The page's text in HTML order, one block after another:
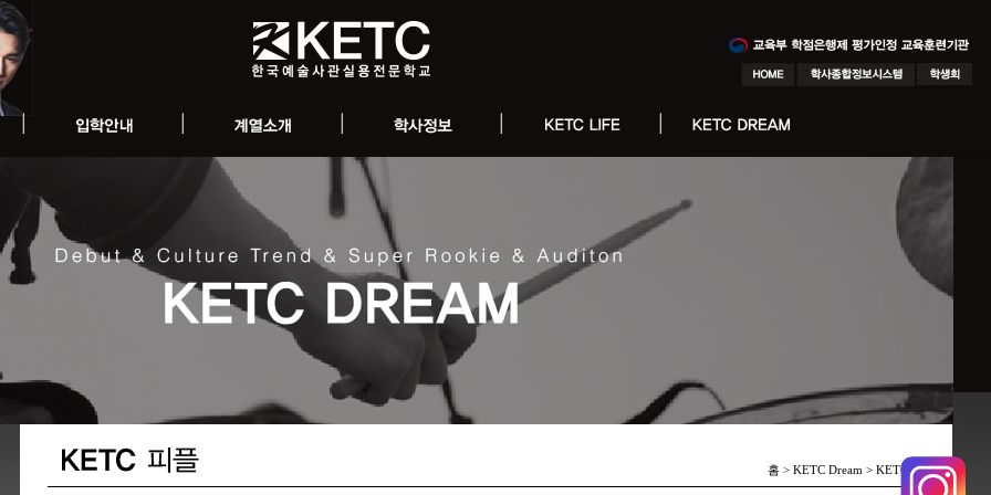
홈 > KETC Dream > KETC 피플